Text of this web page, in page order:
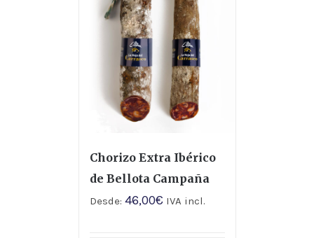
Chorizo Extra Ibérico
de Bellota Campaña
Desde: 46,00€ IVA incl.